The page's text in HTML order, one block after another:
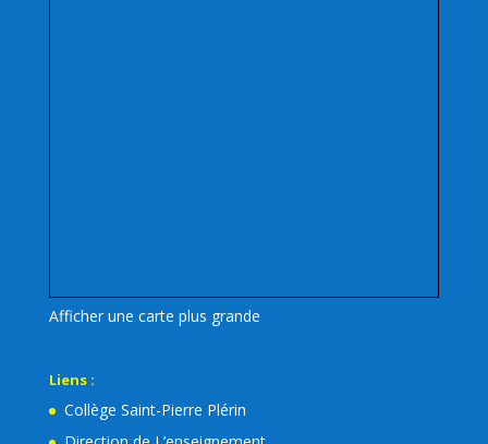
Afficher une carte plus grande
Liens :
Collège Saint-Pierre Plérin